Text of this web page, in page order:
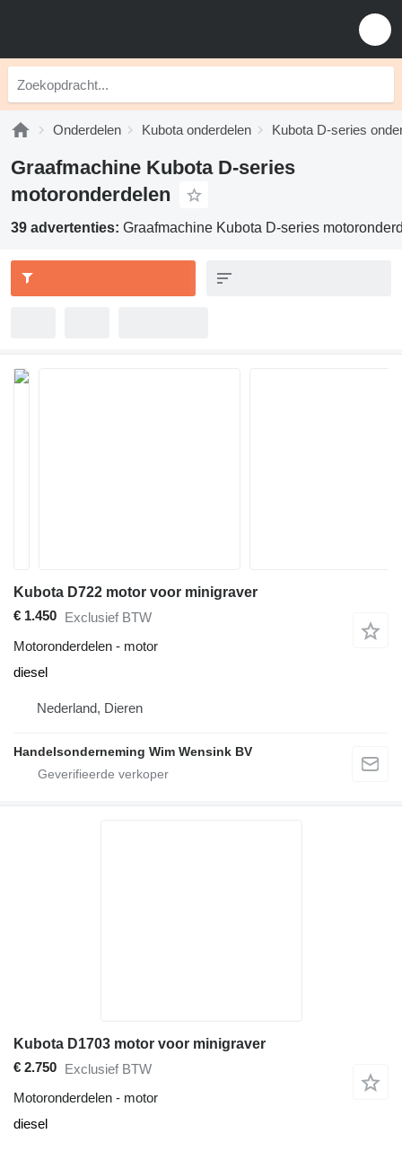
Onderdelen Kubota onderdelen Kubota D-series
Graafmachine Kubota D-series
motoronderdelen
39 advertenties: Graafmachine Kubota D-series
Kubota D722 motor voor minigraver
€ 1.450 Exclusief BTW
Motoronderdelen - motor
diesel
Nederland, Dieren
Handelsonderneming Wim Wensink BV
Kubota D1703 motor voor minigraver
€ 2.750 Exclusief BTW
Motoronderdelen - motor
diesel